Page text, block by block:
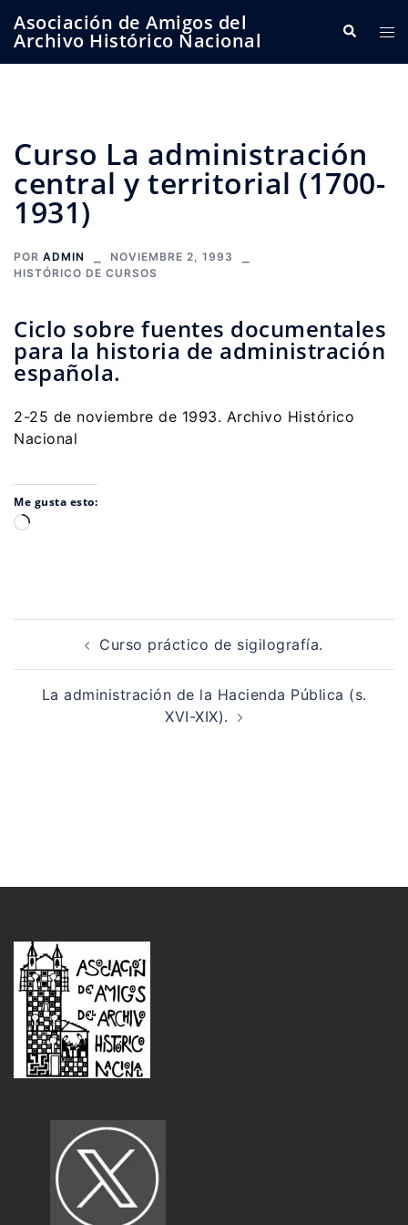
Asociación de Amigos del
Archivo Histórico Nacional Buscar
Curso La administración
central y territorial (1700-
1931)
POR ADMIN
NOVIEMBRE 2, 1993
HISTÓRICO DE CURSOS
Ciclo sobre fuentes documentales
para la historia de administración
española.
2-25 de noviembre de 1993. Archivo Histórico
Nacional
Me gusta esto:
Cargando...
Navegación
entradas
Curso práctico de sigilografía.
La administración de la Hacienda Pública (s.
XVI-XIX).